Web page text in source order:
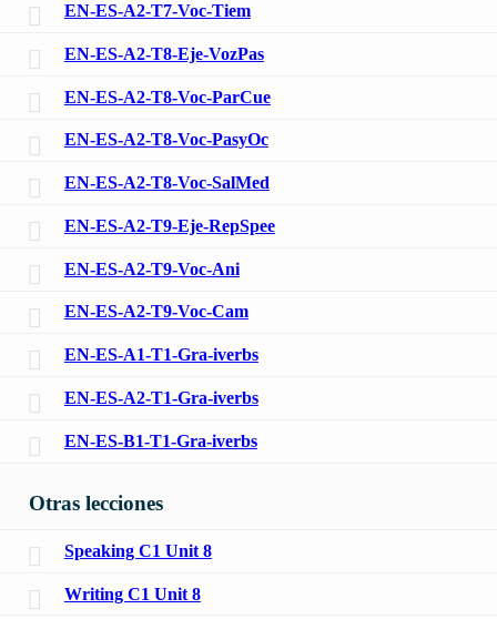
EN-ES-A2-T7-Voc-Tiem
EN-ES-A2-T8-Eje-VozPas
EN-ES-A2-T8-Voc-ParCue
EN-ES-A2-T8-Voc-PasyOc
EN-ES-A2-T8-Voc-SalMed
EN-ES-A2-T9-Eje-RepSpee
EN-ES-A2-T9-Voc-Ani
EN-ES-A2-T9-Voc-Cam
EN-ES-A1-T1-Gra-iverbs
EN-ES-A2-T1-Gra-iverbs
EN-ES-B1-T1-Gra-iverbs
Otras lecciones
Speaking C1 Unit 8
Writing C1 Unit 8